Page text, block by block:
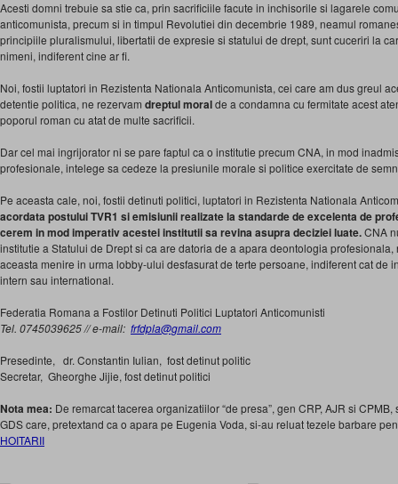
Acesti domni trebuie sa stie ca, prin sacrificiile facute in inchisorile si lagarele
anticomunista, precum si in timpul Revolutiei din decembrie 1989, neamul
principiile pluralismului, libertatii de expresie si statului de drept, sunt cuceriri la
nimeni, indiferent cine ar fi.
Noi, fostii luptatori in Rezistenta Nationala Anticomunista, cei care am dus greul
detentie politica, ne rezervam dreptul moralde a condamna cu fermitate acest
poporul roman cu atat de multe sacrificii.
Dar cel mai ingrijorator ni se pare faptul ca o institutie precum CNA, in mod
profesionale, intelege sa cedeze la presiunile morale si politice exercitate de
Pe aceasta cale, noi, fostii detinuti politici, luptatori in Rezistenta Nationala
acordata postului TVR1 si emisiunii realizate la standarde de excelenta de
cerem in mod imperativ acestei institutii sa revina asupra deciziei luate.CNA
institutie a Statului de Drept si ca are datoria de a apara deontologia
aceasta menire in urma lobby-ului desfasurat de terte persoane, indiferent cat de
intern sau international.
Federatia Romana a Fostilor Detinuti Politici Luptatori Anticomunisti
Tel. 0745039625 // e-mail: frfdpla@gmail.com
Presedinte, dr. Constantin Iulian, fost detinut politic
Secretar, Gheorghe Jijie, fost detinut politici
Nota mea: De remarcat tacerea organizatiilor “de presa”, gen CRP, AJR si
GDS care, pretextand ca o apara pe Eugenia Voda, si-au reluat tezele barbare
HOITARII